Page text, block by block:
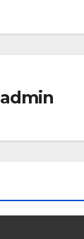
admin